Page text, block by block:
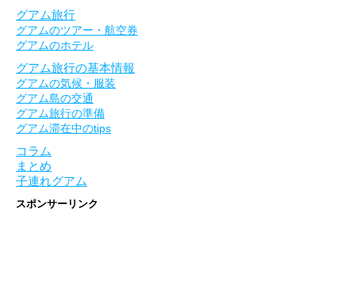
グアム旅行
グアムのツアー・航空券
グアムのホテル
グアム旅行の基本情報
グアムの気候・服装
グアム島の交通
グアム旅行の準備
グアム滞在中のtips
コラム
まとめ
子連れグアム
スポンサーリンク